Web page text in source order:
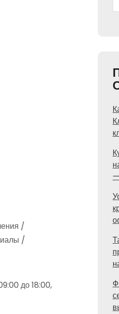
/
/
до 18:00,